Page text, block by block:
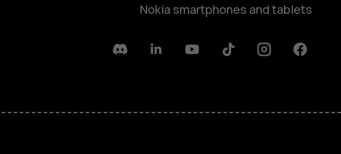
Nokia smartphones and tablets
Facebook
Instagram
Tiktok
Youtube
Linkedin
Discord